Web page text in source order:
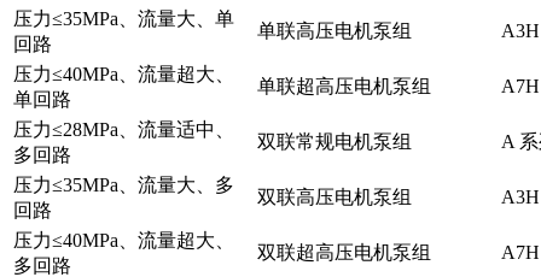
压力≤35MPa、流量大、单
回路
单联高压电机泵组
压力≤40MPa、流量超大、
单回路
单联超高压电机泵组
压力≤28MPa、流量适中、
多回路
双联常规电机泵组 A
压力≤35MPa、流量大、多
回路
双联高压电机泵组
压力≤40MPa、流量超大、
多回路
双联超高压电机泵组